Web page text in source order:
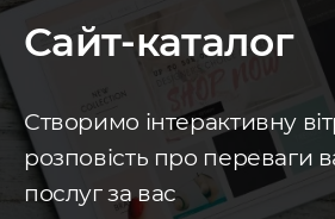
Сайт-каталог
Створимо інтерактивну
розповість про переваги
послуг за вас